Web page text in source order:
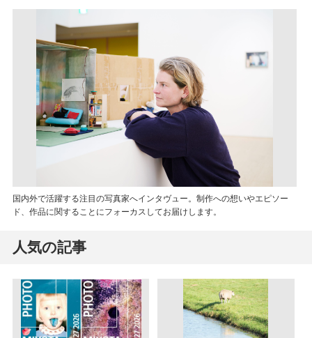
国内外で活躍する注目の写真家へインタヴュー。制作への想いやエピソー
ド、作品に関することにフォーカスしてお届けします。
人気の記事